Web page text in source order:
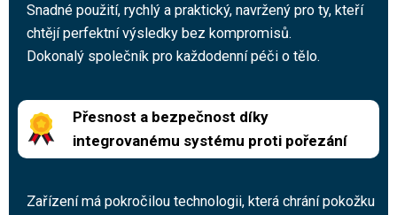
Snadné použití, rychlý a praktický, navržený pro ty, kteří
chtějí perfektní výsledky bez kompromisů.
Dokonalý společník pro každodenní péči o tělo.
Přesnost a bezpečnost díky
integrovanému systému proti pořezání
Zařízení má pokročilou technologii, která chrání pokožku